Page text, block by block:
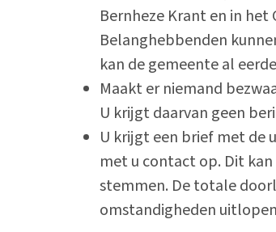
Bernheze Krant en in
Belanghebbenden
kan de gemeente al
Maakt er niemand
U krijgt daarvan geen
U krijgt een brief met de
met u contact op. Dit
stemmen. De totale
omstandigheden